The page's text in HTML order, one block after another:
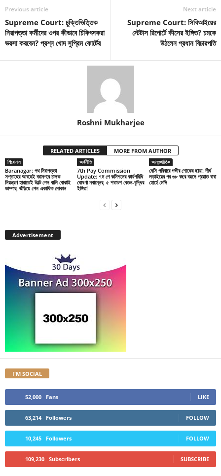
Previous article
Supreme Court: চুক্তিভিত্তিক
নিরাপত্তা কর্মীদের ওপর কীভাবে চিকিৎসকরা
ভরসা করবেন? প্রশ্ন খোদ সুপ্রিম কোর্টের
Next article
Supreme Court: সিবিআইয়ের
স্টেটাস রিপোর্টে কীসের ইঙ্গিত? চমকে
উঠলেন প্রধান বিচারপতি
Roshni Mukharjee
RELATED ARTICLES MORE FROM AUTHOR
শিরোনাম
Baranagar: পথ নিরাপত্তা
সপ্তাহের আবহেই বরানগরে চালক
নিয়ন্ত্রণ হারাতেই উল্টে গেল বালি বোঝাই
ডাম্পার, গুঁড়িয়ে গেল একাধিক দোকান
অর্থনীতি
7th Pay Commission
Update: ৭ম পে কমিশনের কার্যপরিধি
ঘোষণা নবান্নের, ৫ শতাংশ বেতন-বৃদ্ধির
ইঙ্গিত!
আন্তর্জাতিক
মেসি পরিবারে গভীর শোকের ছায়া: দীর্ঘ
লড়াইয়ের পর ৬৮ বছর বয়সে প্রয়াত বাবা
হোর্হে মেসি
Advertisement
I'M SOCIAL
52,000 Fans LIKE
63,214 Followers FOLLOW
10,245 Followers FOLLOW
109,230 Subscribers SUBSCRIBE